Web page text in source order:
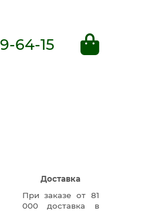
64-15
Доставка
При заказе от 81
000 доставка в